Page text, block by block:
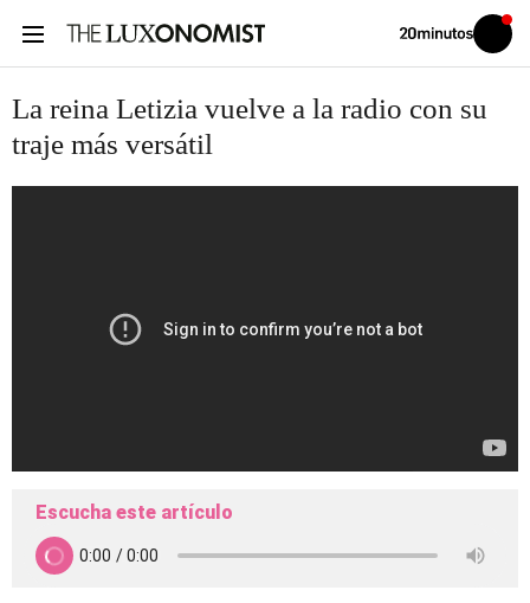
Volver
Iniciar
sesión
La reina Letizia vuelve a la radio con su
traje más versátil
Escucha este artículo